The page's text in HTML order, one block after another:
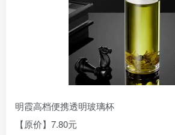
明霞高档便携透明玻璃杯
【原价】7.80元